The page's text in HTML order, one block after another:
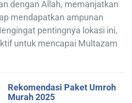
dengan Allah, memanjatkan
mendapatkan ampunan
pentingnya lokasi ini,
untuk mencapai Multazam
Rekomendasi Paket Umroh
Murah 2025